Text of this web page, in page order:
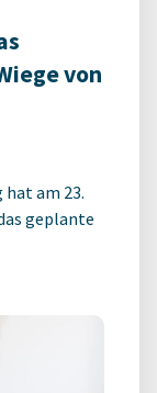
von
hat am 23.
geplante